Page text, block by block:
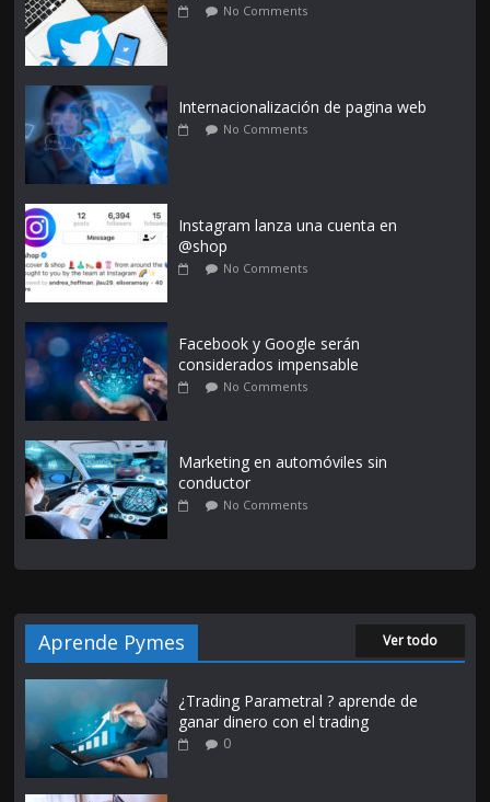
No Comments
Internacionalización de pagina web
No Comments
Instagram lanza una cuenta en
@shop
No Comments
Facebook y Google serán
considerados impensable
No Comments
Marketing en automóviles sin
conductor
No Comments
Aprende Pymes Ver todo
¿Trading Parametral ? aprende de
ganar dinero con el trading
0